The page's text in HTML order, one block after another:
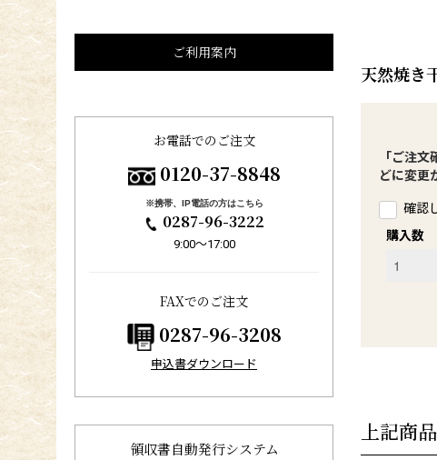
天然焼き
「ご注
どに変更
確認
購入数
上記商
ご利用案内
お電話でのご注文
0120-37-8848
※携帯、IP電話の方はこちら
0287-96-3222
9:00〜17:00
FAXでのご注文
0287-96-3208
申込書ダウンロード
領収書自動発行システム